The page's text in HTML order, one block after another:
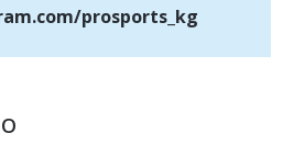
prosports_kg